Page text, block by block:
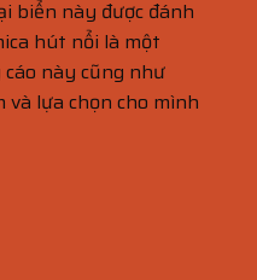
biển này được đánh
hút nổi là một
này cũng như
lựa chọn cho mình